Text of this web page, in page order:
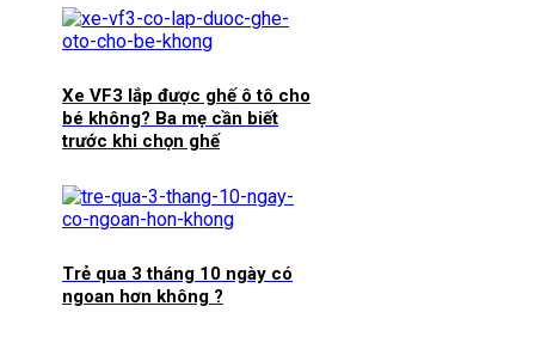
Xe VF3 lắp được ghế ô tô cho
bé không? Ba mẹ cần biết
trước khi chọn ghế
Trẻ qua 3 tháng 10 ngày có
ngoan hơn không ?